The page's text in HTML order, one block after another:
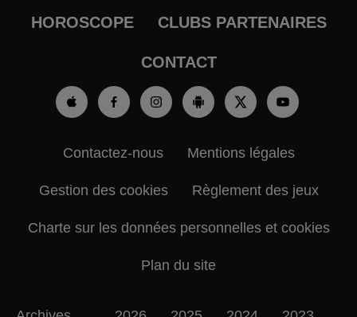
HOROSCOPE CLUBS PARTENAIRES
CONTACT
Contactez-nous Mentions légales
Gestion des cookies Règlement des jeux
Charte sur les données personnelles et cookies
Plan du site